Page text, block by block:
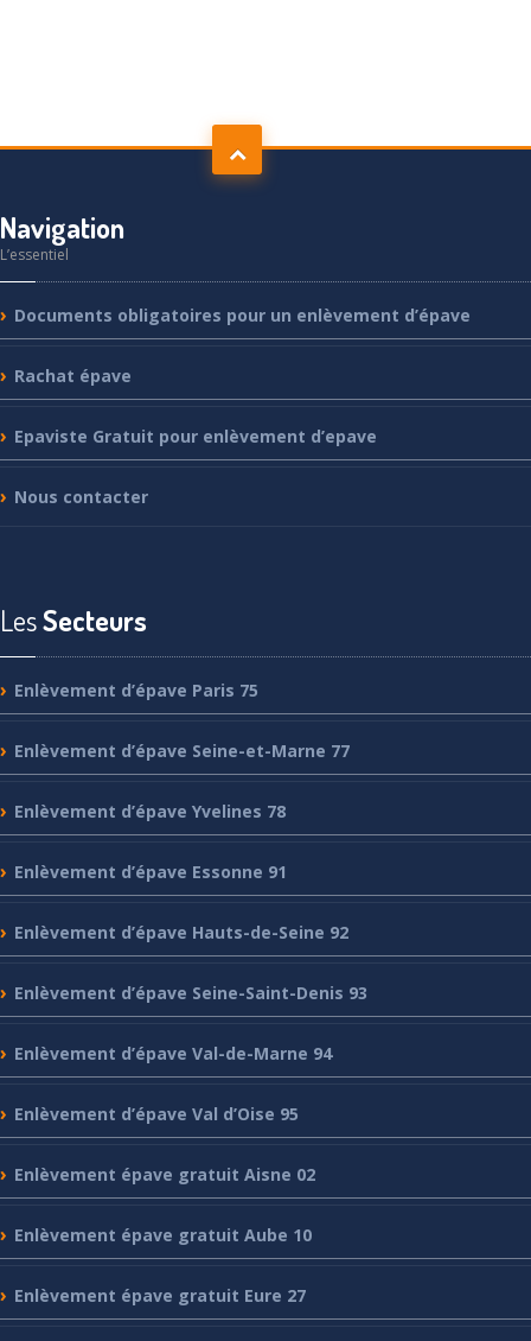
Navigation
L’essentiel
Documents obligatoires pour un enlèvement d’épave
Rachat épave
Epaviste Gratuit pour enlèvement d’epave
Nous contacter
LesSecteurs
Enlèvement d’épave Paris 75
Enlèvement d’épave Seine-et-Marne 77
Enlèvement d’épave Yvelines 78
Enlèvement d’épave Essonne 91
Enlèvement d’épave Hauts-de-Seine 92
Enlèvement d’épave Seine-Saint-Denis 93
Enlèvement d’épave Val-de-Marne 94
Enlèvement d’épave Val d’Oise 95
Enlèvement épave gratuit Aisne 02
Enlèvement épave gratuit Aube 10
Enlèvement épave gratuit Eure 27